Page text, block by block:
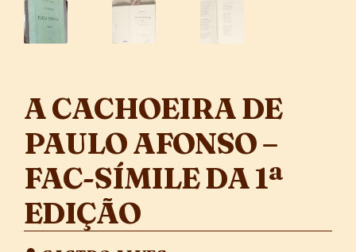
A CACHOEIRA DE
PAULO AFONSO –
FAC-SÍMILE DA 1ª
EDIÇÃO